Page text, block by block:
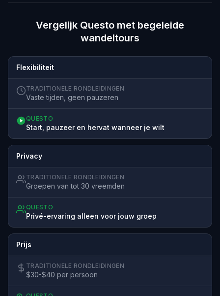
Vergelijk Questo met begeleide
wandeltours
Flexibiliteit
TRADITIONELE RONDLEIDINGEN
Vaste tijden, geen pauzeren
QUESTO
Start, pauzeer en hervat wanneer je wilt
Privacy
TRADITIONELE RONDLEIDINGEN
Groepen van tot 30 vreemden
QUESTO
Privé-ervaring alleen voor jouw groep
Prijs
TRADITIONELE RONDLEIDINGEN
$30-$40 per persoon